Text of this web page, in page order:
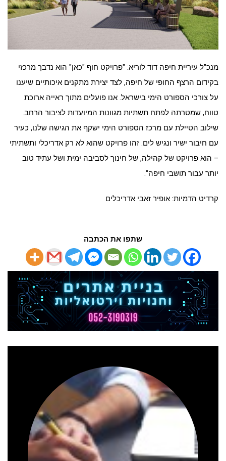
מנכ"ל עיריית חיפה דוד לוריא: "פרויקט חוף "כאן" הוא נדבך מרכזי
בקידום הרצף החופי של חיפה, לצד יצירת מתקנים איכותיים שיענו
על צורכי הספורט הימי בישראל. אנו פועלים מתוך ראייה ארוכת
טווח, שמטרתה לפתח תשתיות מגוונות המיועדות לציבור הרחב.
שילוב הטיילת עם מרכז הספורט הימי ישקף את הגישה שלנו, כעיר
עם חיבור ישיר ונגיש לים. זהו פרויקט שהוא לא רק אדריכלי ותשתיתי
– הוא פרויקט של קהילה, של חינוך לסביבה ימית ושל עתיד טוב
יותר עבור תושבי חיפה".
קרדיט הדמיות: אופיר זאבי אדריכלים
שתפו את הכתבה